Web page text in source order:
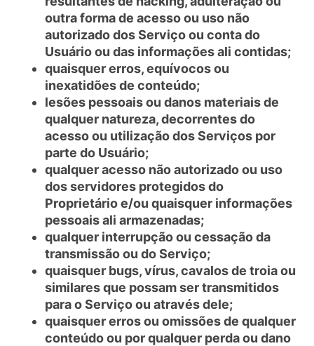
outra forma de acesso ou uso não
autorizado dos Serviço ou conta do
Usuário ou das informações ali contidas;
quaisquer erros, equívocos ou
inexatidões de conteúdo;
lesões pessoais ou danos materiais de
qualquer natureza, decorrentes do
acesso ou utilização dos Serviços por
parte do Usuário;
qualquer acesso não autorizado ou uso
dos servidores protegidos do
Proprietário e/ou quaisquer informações
pessoais ali armazenadas;
qualquer interrupção ou cessação da
transmissão ou do Serviço;
quaisquer bugs, vírus, cavalos de troia ou
similares que possam ser transmitidos
para o Serviço ou através dele;
quaisquer erros ou omissões de qualquer
conteúdo ou por qualquer perda ou dano